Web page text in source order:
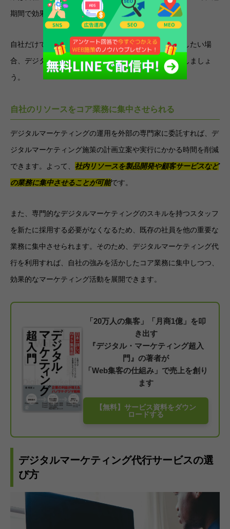
期間で効果的なマーケティング戦略を実施できます。
自社だけでは難しい高度なマーケティング施策を実施したい場
合、デジタルマーケティング代行会社への依頼を検討しましょ
う。
自社のリソースをコア業務に集中させられる
デジタルマーケティングの運用を外部の専門家に委託すれば、デ
ジタルマーケティング施策の計画立案や実行にかかる時間を削減
できます。よって、 社内リソースを製品開発や顧客サービスなど
の業務に集中させることが可能です。
また、専門的なデジタルマーケティングのスキルを持つスタッフ
を新たに採用する必要がなくなるため、既存の社員を他の重要な
業務に集中させられます。そのため、デジタルマーケティング代
行を利用すれば、自社の強みを活かしたコア業務に集中しつつ、
効果的なマーケティング活動を展開できます。
「20万人の集客」「月商1億」を叩
き出す
『デジタル・マーケティング超入
門』の著者が
「Web集客の仕組み」で売上を創り
ます
【無料】サービス資料をダウン
ロードする
デジタルマーケティング代行サービスの選
び方